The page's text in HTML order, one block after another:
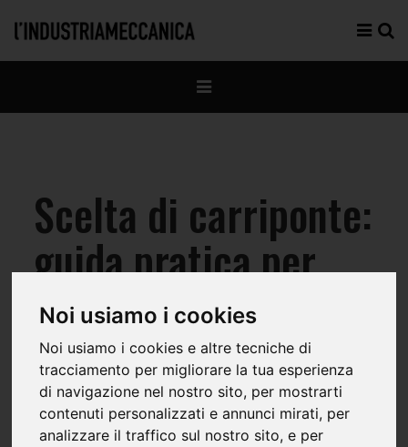
Noi usiamo i cookies
Noi usiamo i cookies e altre tecniche di
tracciamento per migliorare la tua esperienza
di navigazione nel nostro sito, per mostrarti
contenuti personalizzati e annunci mirati, per
analizzare il traffico sul nostro sito, e per
Scelta di carriponte:
guida pratica per
produttività e
sicurezza